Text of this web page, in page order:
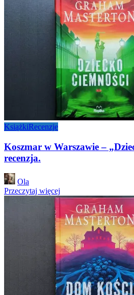
KsiążkiRecenzje
Koszmar w Warszawie –
recenzja.
Posted
by
Ola
Przeczytaj więcej